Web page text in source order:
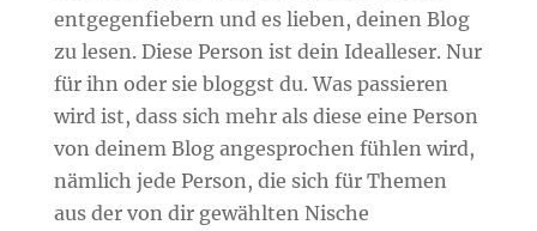
entgegenfiebern und es lieben, deinen Blog
zu lesen. Diese Person ist dein Idealleser. Nur
für ihn oder sie bloggst du. Was passieren
wird ist, dass sich mehr als diese eine Person
von deinem Blog angesprochen fühlen wird,
nämlich jede Person, die sich für Themen
aus der von dir gewählten Nische